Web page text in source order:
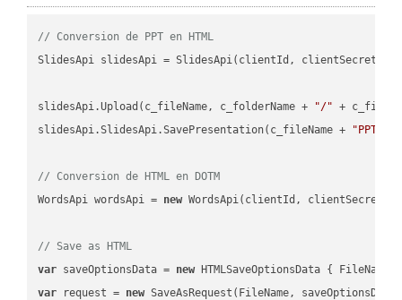
// Conversion de PPT en HTML
SlidesApi slidesApi = SlidesApi(clientId, clientSecret);
slidesApi.Upload(c_fileName, c_folderName + "/" +
slidesApi.SlidesApi.SavePresentation(c_fileName +
"PPT"
// Conversion de HTML en DOTM
WordsApi wordsApi = new WordsApi(clientId, clientSecret);
// Save as HTML
var saveOptionsData = new HTMLSaveOptionsData { FileName
var request = new